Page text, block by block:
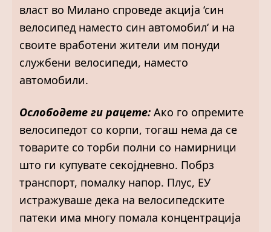
власт во Милано спроведе акција ‘син
велосипед наместо син автомобил‘ и на
своите вработени жители им понуди
службени велосипеди, наместо
автомобили.
Ослободете ги рацете: Ако го опремите
велосипедот со корпи, тогаш нема да се
товарите со торби полни со намирници
што ги купувате секојдневно. Побрз
транспорт, помалку напор. Плус, ЕУ
истражуваше дека на велосипедските
патеки има многу помала концентрација